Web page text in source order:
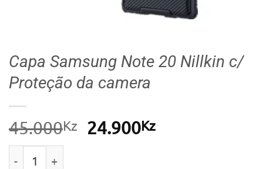
Capa Samsung Note 20 Nillkin c/
Proteção da camera
45.000Kz
O
24.900KzO